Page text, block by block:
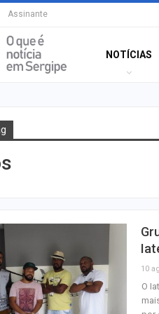
Assinante
NOTÍCIAS
10
O